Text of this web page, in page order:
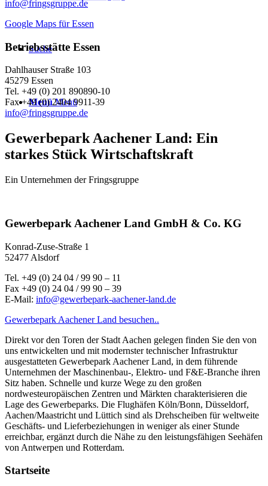
Suche
Menü Menü
info@fringsgruppe.de
Google Maps für Essen
Betriebsstätte Essen
Dahlhauser Straße 103
45279 Essen
Tel. +49 (0) 201 890890-10
Fax +49 (0) 2404 9911-39
info@fringsgruppe.de
Gewerbepark Aachener Land: Ein
starkes Stück Wirtschaftskraft
Ein Unternehmen der Fringsgruppe
Gewerbepark Aachener Land GmbH & Co. KG
Konrad-Zuse-Straße 1
52477 Alsdorf
Tel. +49 (0) 24 04 / 99 90 – 11
Fax +49 (0) 24 04 / 99 90 – 39
E-Mail: info@gewerbepark-aachener-land.de
Gewerbepark Aachener Land besuchen..
Direkt vor den Toren der Stadt Aachen gelegen finden Sie den von
uns entwickelten und mit modernster technischer Infrastruktur
ausgestatteten Gewerbepark Aachener Land, in dem führende
Unternehmen der Maschinenbau-, Elektro- und F&E-Branche ihren
Sitz haben. Schnelle und kurze Wege zu den großen
nordwesteuropäischen Zentren und Märkten charakterisieren die
Lage des Gewerbeparks. Die Flughäfen Köln/Bonn, Düsseldorf,
Aachen/Maastricht und Lüttich sind als Drehscheiben für weltweite
Geschäfts- und Lieferbeziehungen in weniger als einer Stunde
erreichbar, ergänzt durch die Nähe zu den leistungsfähigen Seehäfen
von Antwerpen und Rotterdam.
Startseite